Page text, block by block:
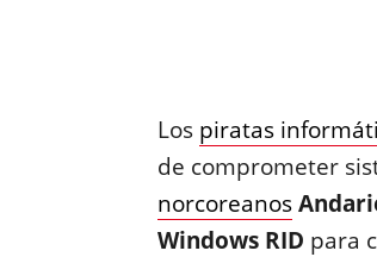
Los piratas
de comprometer
norcoreanos
Windows RID para